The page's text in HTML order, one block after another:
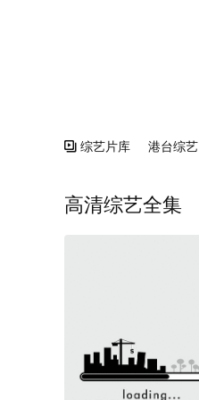
 综艺片库 港台综艺
高清综艺全集